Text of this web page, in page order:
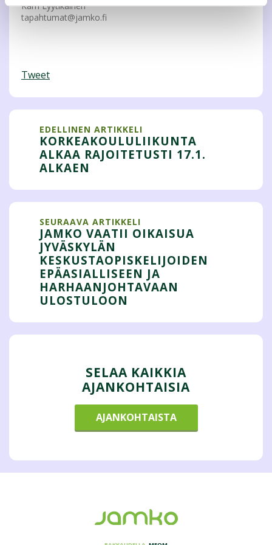
Karri Lyytikäinen
tapahtumat@jamko.fi
Tweet
EDELLINEN ARTIKKELI
KORKEAKOULULIIKUNTA
ALKAA RAJOITETUSTI 17.1.
ALKAEN
SEURAAVA ARTIKKELI
JAMKO VAATII OIKAISUA
JYVÄSKYLÄN
KESKUSTAOPISKELIJOIDEN
EPÄASIALLISEEN JA
HARHAANJOHTAVAAN
ULOSTULOON
SELAA KAIKKIA
AJANKOHTAISIA
AJANKOHTAISTA